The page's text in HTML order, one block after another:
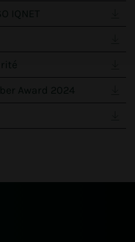
IQNET
Award 2024